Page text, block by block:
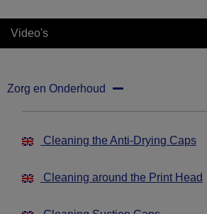
Video's
Zorg en Onderhoud
Cleaning the Anti-Drying Caps
Cleaning around the Print Head